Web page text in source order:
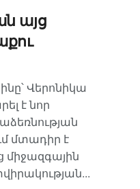
այց
Վերոնիկա
է նոր
մտադիր է